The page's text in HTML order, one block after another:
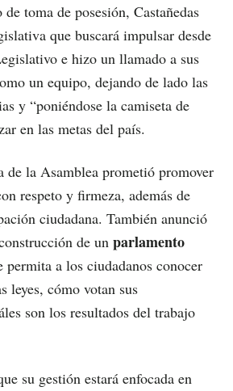
toma de posesión, Castañedas
que buscará impulsar desde
e hizo un llamado a sus
un equipo, dejando de lado las
y “poniéndose la camiseta de
en las metas del país.
de la Asamblea prometió promover
respeto y firmeza, además de
ciudadana. También anunció
de un parlamento
permita a los ciudadanos conocer
leyes, cómo votan sus
son los resultados del trabajo
su gestión estará enfocada en